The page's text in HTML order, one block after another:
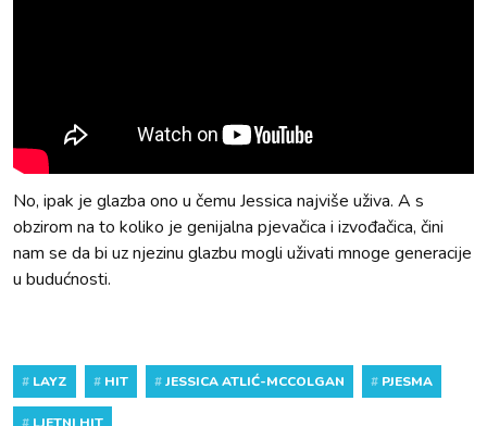
No, ipak je glazba ono u čemu Jessica najviše uživa. A s
obzirom na to koliko je genijalna pjevačica i izvođačica, čini
nam se da bi uz njezinu glazbu mogli uživati mnoge generacije
u budućnosti.
# LAYZ # HIT #JESSICA ATLIĆ-MCCOLGAN # PJESMA